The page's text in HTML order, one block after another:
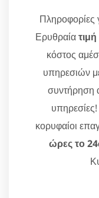
Πληροφορίες
Ερυθραία
κόστος
υπηρεσιών
συντήρηση
κορυφαίοι
ώρες το